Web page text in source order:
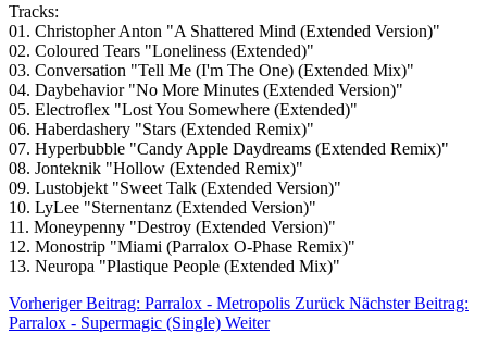
Tracks:
01. Christopher Anton "A Shattered Mind (Extended Version)"
02. Coloured Tears "Loneliness (Extended)"
03. Conversation "Tell Me (I'm The One) (Extended Mix)"
04. Daybehavior "No More Minutes (Extended Version)"
05. Electroflex "Lost You Somewhere (Extended)"
06. Haberdashery "Stars (Extended Remix)"
07. Hyperbubble "Candy Apple Daydreams (Extended Remix)"
08. Jonteknik "Hollow (Extended Remix)"
09. Lustobjekt "Sweet Talk (Extended Version)"
10. LyLee "Sternentanz (Extended Version)"
11. Moneypenny "Destroy (Extended Version)"
12. Monostrip "Miami (Parralox O-Phase Remix)"
13. Neuropa "Plastique People (Extended Mix)"
Vorheriger Beitrag: Parralox - Metropolis Zurück Nächster Beitrag:
Parralox - Supermagic (Single) Weiter